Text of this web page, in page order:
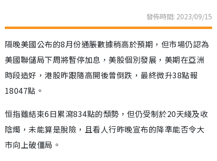
發佈時間: 2023/09/15
隔晚美國公布的8月份通脹數據稍高於預期，但市場仍認為
美國聯儲局下周將暫停加息，美股個別發展，美期在亞洲
時段造好，港股昨跟隨高開後曾倒跌，最終微升38點報
18047點。
恒指雖結束6日累瀉834點的頹勢，但仍受制於20天綫及收
陰燭，未能算是脫險，且看人行昨晚宣布的降準能否令大
市向上破僵局。